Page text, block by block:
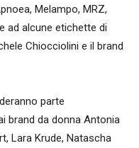
Melampo, MRZ,
ad alcune etichette di
Chiocciolini e il brand
parte
brand da donna Antonia
Lara Krude, Natascha